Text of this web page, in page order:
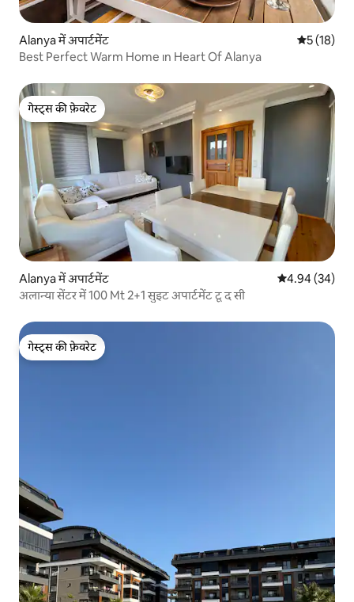
Alanya में अपार्टमेंट औसत रेटिंग
5 (18)
Best Perfect Warm Home ın Heart Of Alanya
गेस्ट्स की फ़ेवरेट
गेस्ट्स की फ़ेवरेट
Alanya में अपार्टमेंट औसत रेटिंग 5 में
4.94 (34)
अलान्या सेंटर में 100 Mt 2+1 सुइट अपार्टमेंट टू द सी
गेस्ट्स की फ़ेवरेट
गेस्ट्स की फ़ेवरेट